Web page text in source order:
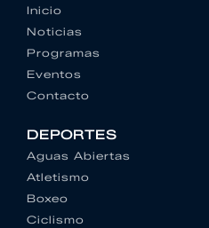
Inicio
Noticias
Programas
Eventos
Contacto
DEPORTES
Aguas Abiertas
Atletismo
Boxeo
Ciclismo